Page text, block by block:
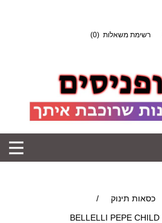
רשימת משאלות (0)
כסאות תינוק
/